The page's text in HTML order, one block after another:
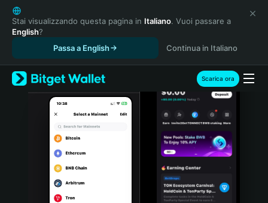
English
日本語
Tiếng Việt
Español (Latinoamérica)
Türkçe
Italiano
Português (Portugal)
Bahasa Indonesia
Stai visualizzando questa pagina in Italiano. Vuoi passare a
English?
Passa a English
Continua in Italiano
Scarica ora